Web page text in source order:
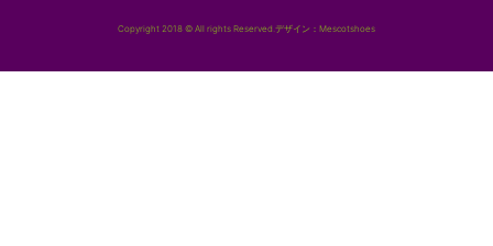
Copyright 2018 © All rights Reserved.デザイン：Mescotshoes